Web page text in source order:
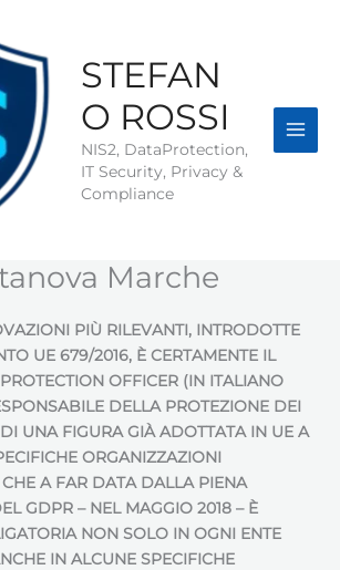
STEFAN
O ROSSI
NIS2, DataProtection,
IT Security, Privacy &
Compliance
Marche
PIÙ RILEVANTI, INTRODOTTE
UE 679/2016, È CERTAMENTE IL
OFFICER (IN ITALIANO
DELLA PROTEZIONE DEI
UNA FIGURA GIÀ ADOTTATA IN UE A
ORGANIZZAZIONI
A FAR DATA DALLA PIENA
GDPR – NEL MAGGIO 2018 – È
NON SOLO IN OGNI ENTE
IN ALCUNE SPECIFICHE